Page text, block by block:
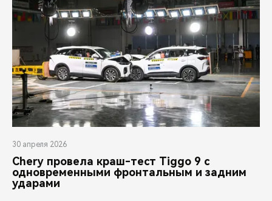
30 апреля 2026
Chery провела краш-тест Tiggo 9 с
одновременными фронтальным и задним
ударами